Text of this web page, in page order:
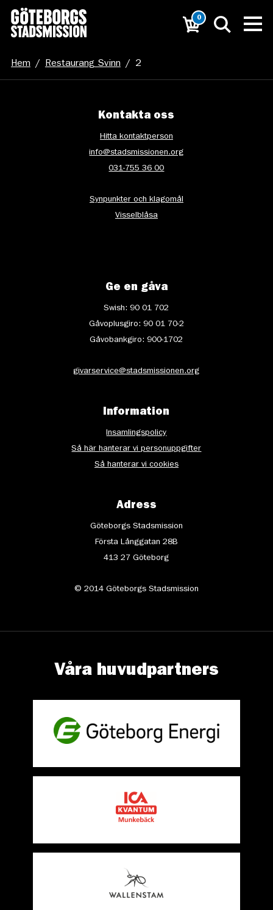
0
Hem / Restaurang Svinn / 2
Kontakta oss
Hitta kontaktperson
info@stadsmissionen.org
031-755 36 00
Synpunkter och klagomål
Visselblåsa
Ge en gåva
Swish: 90 01 702
Gåvoplusgiro: 90 01 70-2
Gåvobankgiro: 900-1702
givarservice@stadsmissionen.org
Information
Insamlingspolicy
Så här hanterar vi personuppgifter
Så hanterar vi cookies
Adress
Göteborgs Stadsmission
Första Långgatan 28B
413 27 Göteborg
© 2014 Göteborgs Stadsmission
Våra huvudpartners